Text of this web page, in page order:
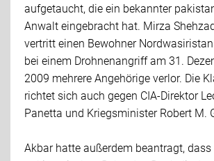
aufgetaucht, die ein bekannter
Anwalt eingebracht hat. Mirza
vertritt einen Bewohner
bei einem Drohnenangriff am 31.
2009 mehrere Angehörige verlor. Die
richtet sich auch gegen CIA-Direktor
Panetta und Kriegsminister Robert M.
Akbar hatte außerdem beantragt, dass